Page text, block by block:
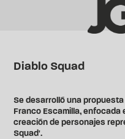
Diablo Squad
Se desarrolló una
Franco Escamilla, enfocada
creación de personajes
Squad'.